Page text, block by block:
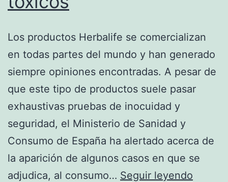
Los productos Herbalife se comercializan
en todas partes del mundo y han generado
siempre opiniones encontradas. A pesar de
que este tipo de productos suele pasar
exhaustivas pruebas de inocuidad y
seguridad, el Ministerio de Sanidad y
Consumo de España ha alertado acerca de
la aparición de algunos casos en que se
adjudica, al consumo… Seguir leyendo